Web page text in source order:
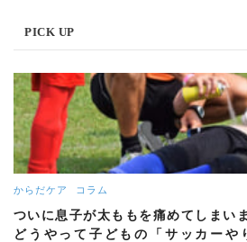
PICK UP
からだケア コラム
ついに息子が太ももを痛めてしま
どうやって子どもの「サッカーや